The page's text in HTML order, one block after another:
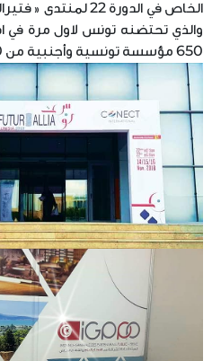
الخاص في الدورة 22
والذي تحتضنه تونس لاول مرة في
650 مؤسسة تونسية وأجنبية من 30 دولة.